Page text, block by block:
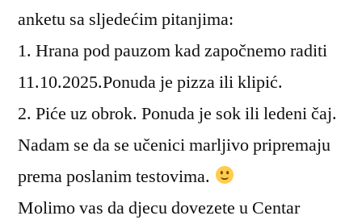
anketu sa sljedećim pitanjima:
1. Hrana pod pauzom kad započnemo raditi
11.10.2025.Ponuda je pizza ili klipić.
2. Piće uz obrok. Ponuda je sok ili ledeni čaj.
Nadam se da se učenici marljivo pripremaju
prema poslanim testovima.
Molimo vas da djecu dovezete u Centar